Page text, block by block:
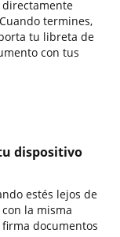
termines,
tu libreta de
con tus
dispositivo
estés lejos de
la misma
documentos